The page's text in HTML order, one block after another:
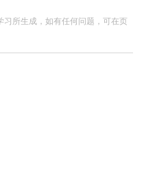
所生成，如有任何问题，可在页